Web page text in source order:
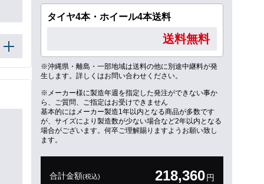
タイヤ4本・ホイール4本送料
送料無料
※沖縄県・離島・一部地域は送料の他に別途中継料が発
生します。詳しくはお問い合わせください。
※メーカー様に製造年週を指定した発注ができない事か
ら、ご質問、ご指定はお受けできません
基本的にはメーカー製造1年以内となる商品が多数です
が、サイズにより製造数が少ない場合など2年以内となる
場合がございます。何卒ご理解賜りますようお願い致し
ます。
合計金額(税込) 218,360円